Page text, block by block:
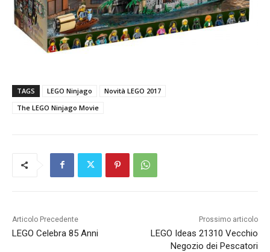
TAGS LEGO Ninjago
Novità LEGO 2017
The LEGO Ninjago Movie
Articolo Precedente
LEGO Celebra 85 Anni
Prossimo articolo
LEGO Ideas 21310 Vecchio
Negozio dei Pescatori